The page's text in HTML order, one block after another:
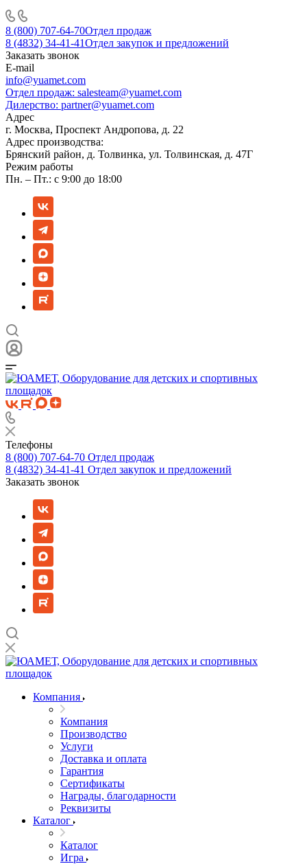
8 (800) 707-64-70Отдел продаж
8 (4832) 34-41-41Отдел закупок и предложений
Заказать звонок
E-mail
info@yuamet.com
Отдел продаж: salesteam@yuamet.com
Дилерство: partner@yuamet.com
Адрес
г. Москва, Проспект Андропова, д. 22
Адрес производства:
Брянский район, д. Толвинка, ул. Толвинская, д. 47Г
Режим работы
Пн. – Пт.: с 9:00 до 18:00
Телефоны
8 (800) 707-64-70 Отдел продаж
8 (4832) 34-41-41 Отдел закупок и предложений
Заказать звонок
Компания
Компания
Производство
Услуги
Доставка и оплата
Гарантия
Сертификаты
Награды, благодарности
Реквизиты
Каталог
Каталог
Игра